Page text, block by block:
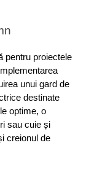
pentru proiectele
unui gard de
destinate
optime, o
sau cuie și
creionul de